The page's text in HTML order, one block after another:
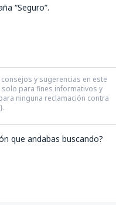
“Seguro”.
y sugerencias en este
para fines informativos y
ninguna reclamación contra
que andabas buscando?